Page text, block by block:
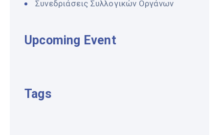
Συνεδριάσεις Συλλογικών Οργάνων
Upcoming Event
Tags